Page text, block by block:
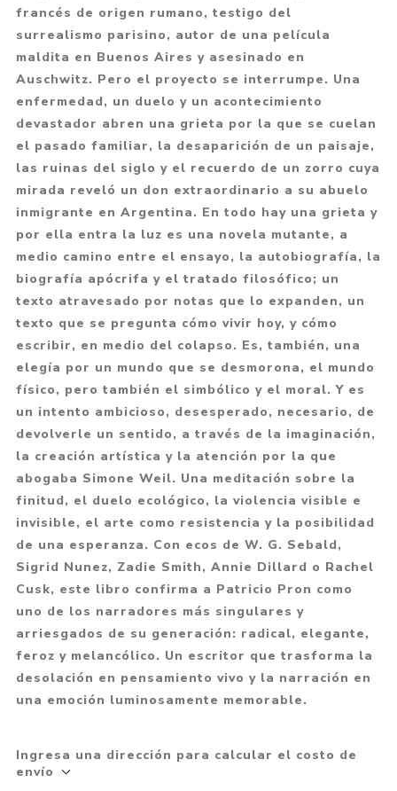
francés de origen rumano, testigo del
surrealismo parisino, autor de una película
maldita en Buenos Aires y asesinado en
Auschwitz. Pero el proyecto se interrumpe. Una
enfermedad, un duelo y un acontecimiento
devastador abren una grieta por la que se cuelan
el pasado familiar, la desaparición de un paisaje,
las ruinas del siglo y el recuerdo de un zorro cuya
mirada reveló un don extraordinario a su abuelo
inmigrante en Argentina. En todo hay una grieta y
por ella entra la luz es una novela mutante, a
medio camino entre el ensayo, la autobiografía, la
biografía apócrifa y el tratado filosófico; un
texto atravesado por notas que lo expanden, un
texto que se pregunta cómo vivir hoy, y cómo
escribir, en medio del colapso. Es, también, una
elegía por un mundo que se desmorona, el mundo
físico, pero también el simbólico y el moral. Y es
un intento ambicioso, desesperado, necesario, de
devolverle un sentido, a través de la imaginación,
la creación artística y la atención por la que
abogaba Simone Weil. Una meditación sobre la
finitud, el duelo ecológico, la violencia visible e
invisible, el arte como resistencia y la posibilidad
de una esperanza. Con ecos de W. G. Sebald,
Sigrid Nunez, Zadie Smith, Annie Dillard o Rachel
Cusk, este libro confirma a Patricio Pron como
uno de los narradores más singulares y
arriesgados de su generación: radical, elegante,
feroz y melancólico. Un escritor que trasforma la
desolación en pensamiento vivo y la narración en
una emoción luminosamente memorable.
Ingresa una dirección para calcular el costo de
envío